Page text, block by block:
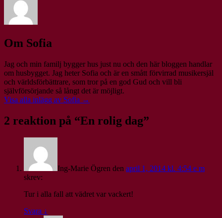
Om Sofia
Jag och min familj bygger hus just nu och den här bloggen handlar
om husbygget. Jag heter Sofia och är en smått förvirrad musikersjäl
och världsförbättrare, som tror på en god Gud och vill bli
självförsörjande så långt det är möjligt.
Visa alla inlägg av Sofia →
2 reaktion på “En rolig dag”
Ing-Marie Ögren den april 1, 2014 kl. 4:54 e m
skrev:
Tur i alla fall att vädret var vackert!
Svara ↓